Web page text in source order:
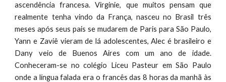
ascendência francesa. Virginie, que muitos pensam que
realmente tenha vindo da França, nasceu no Brasil três
meses após seus pais se mudarem de Paris para São Paulo,
Yann e Zaviê vieram de lá adolescentes, Alec é brasileiro e
Dany veio de Buenos Aires com um ano de idade.
Conheceram-se no colégio Liceu Pasteur em São Paulo
onde a língua falada era o francês das 8 horas da manhã às